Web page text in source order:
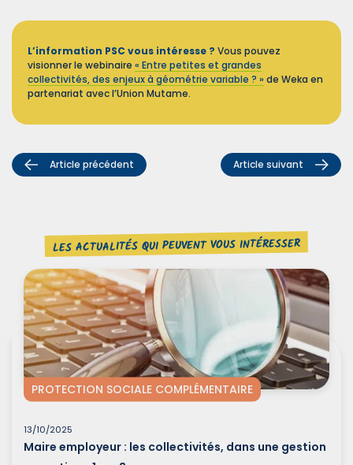
L’information PSC vous intéresse ? Vous pouvez
visionner le webinaire « Entre petites et grandes
collectivités, des enjeux à géométrie variable ? » de Weka en
partenariat avec l’Union Mutame.
Article précédent Article suivant
LES ACTUALITÉS QUI PEUVENT VOUS INTÉRESSER
PROTECTION SOCIALE COMPLÉMENTAIRE
13/10/2025
Maire employeur : les collectivités, dans une gestion